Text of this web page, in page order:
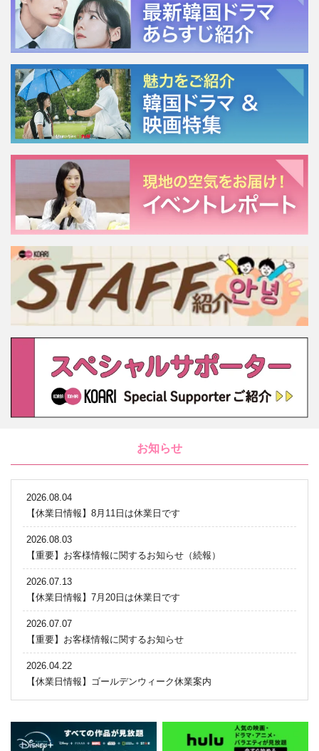
お知らせ
2026.08.04
【休業日情報】8月11日は休業日です
2026.08.03
【重要】お客様情報に関するお知らせ（続報）
2026.07.13
【休業日情報】7月20日は休業日です
2026.07.07
【重要】お客様情報に関するお知らせ
2026.04.22
【休業日情報】ゴールデンウィーク休業案内